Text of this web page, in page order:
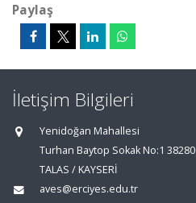
Paylaş
İletişim Bilgileri
Yenidoğan Mahallesi
Turhan Baytop Sokak No:1 38280
TALAS / KAYSERİ
aves@erciyes.edu.tr